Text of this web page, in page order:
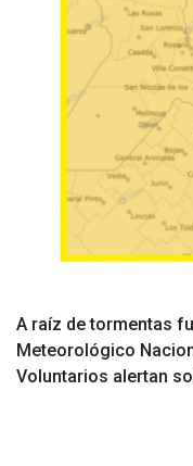
A raíz de tormentas
Meteorológico
Voluntarios alertan